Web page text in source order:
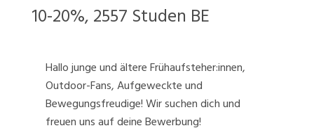
10-20%, 2557 Studen BE
Hallo junge und ältere Frühaufsteher:innen,
Outdoor-Fans, Aufgeweckte und
Bewegungsfreudige! Wir suchen dich und
freuen uns auf deine Bewerbung!